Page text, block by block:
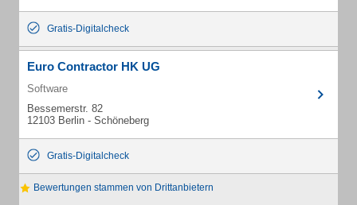
Gratis-Digitalcheck
Euro Contractor HK UG
Software
Bessemerstr. 82
12103 Berlin - Schöneberg
Gratis-Digitalcheck
Bewertungen stammen von Drittanbietern